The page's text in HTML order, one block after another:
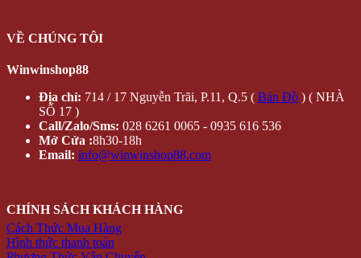
VỀ CHÚNG TÔI
Winwinshop88
Địa chỉ: 714 / 17 Nguyễn Trãi, P.11, Q.5 ( Bản Đồ ) ( NHÀ
SỐ 17 )
Call/Zalo/Sms: 028 6261 0065 - 0935 616 536
Mở Cửa :8h30-18h
Email: info@winwinshop88.com
CHÍNH SÁCH KHÁCH HÀNG
Cách Thức Mua Hàng
Hình thức thanh toán